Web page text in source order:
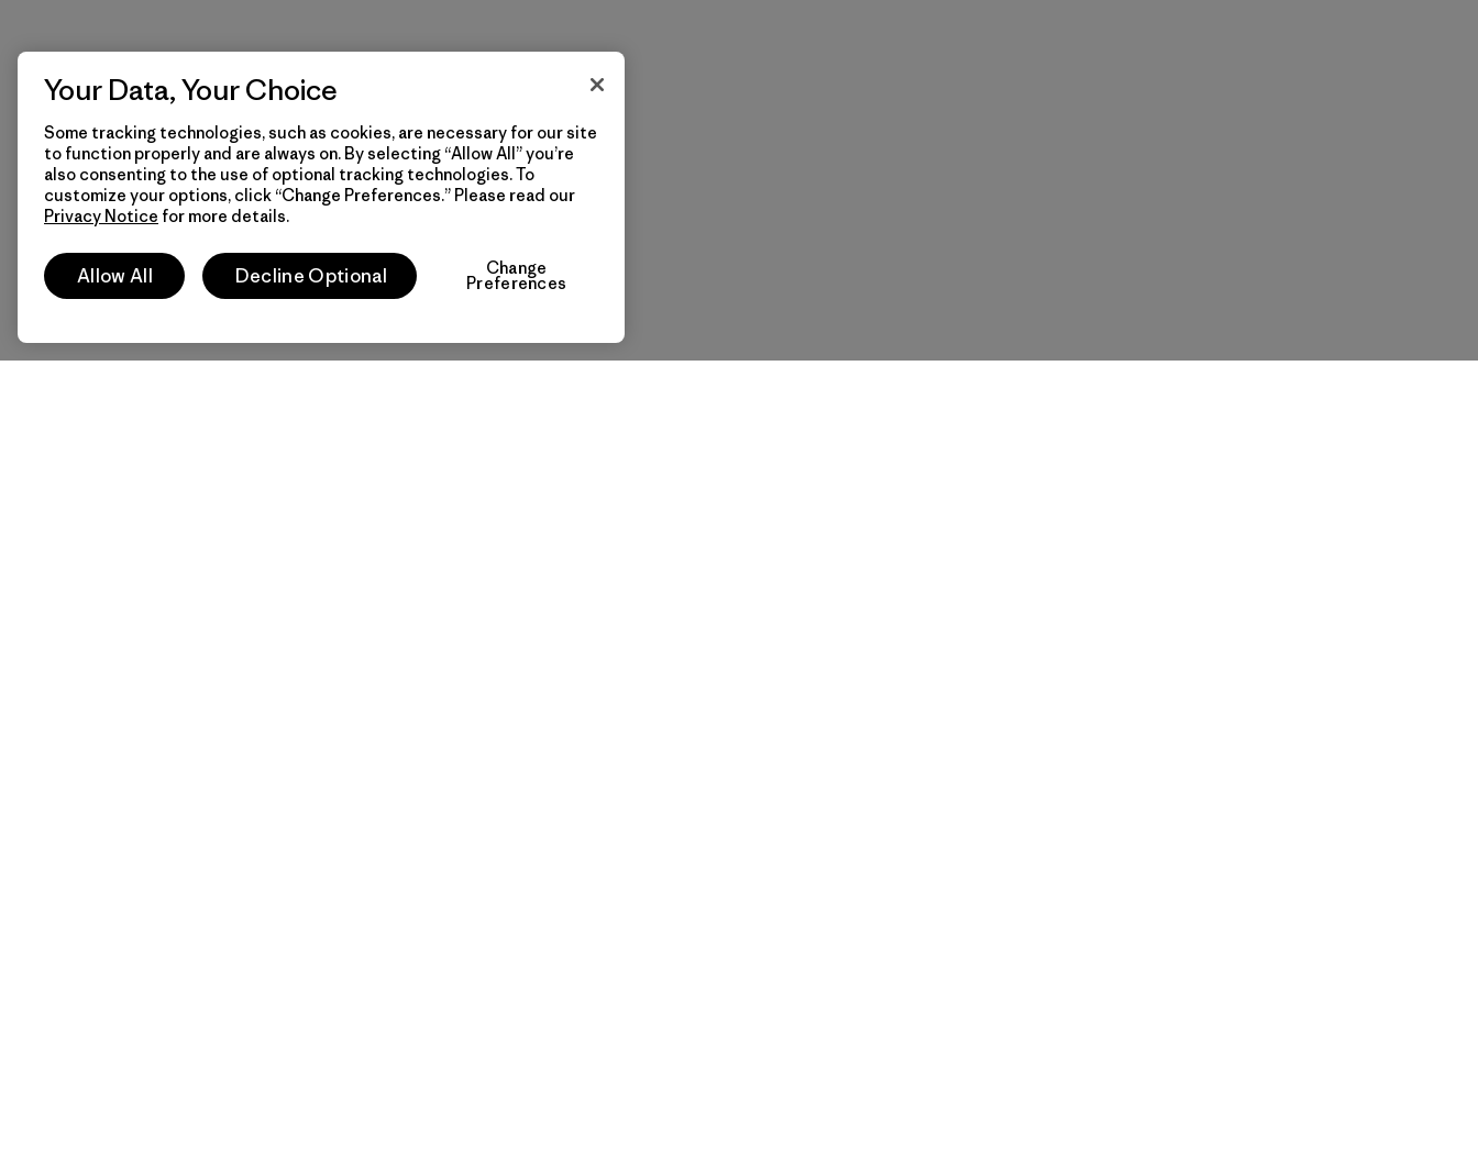
Your Data, Your Choice
Some tracking technologies, such as cookies, are necessary for our site
to function properly and are always on. By selecting “Allow All” you’re
also consenting to the use of optional tracking technologies. To
customize your options, click “Change Preferences.” Please read our
Privacy Notice for more details.
Allow All Decline Optional Change
Preferences